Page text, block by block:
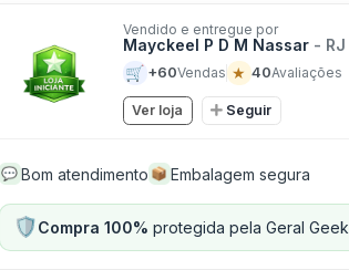
Vendido e entregue por
Mayckeel P D M Nassar - RJ
🛒 +60Vendas ★ 40Avaliações
Ver loja Seguir
💬 Bom atendimento 📦 Embalagem segura
🛡️Compra 100% protegida pela Geral Geek